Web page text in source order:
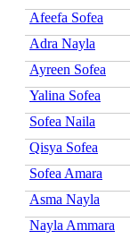
Afeefa Sofea
Adra Nayla
Ayreen Sofea
Yalina Sofea
Sofea Naila
Qisya Sofea
Sofea Amara
Asma Nayla
Nayla Ammara